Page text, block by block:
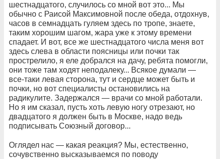
шестнадцатого, случилось со мной вот это... Мы
обычно с Раисой Максимовной после обеда, отдохнув,
часов в семнадцать гуляем здесь по тропе, знаете,
таким хорошим шагом, жара уже к этому времени
спадает. И вот, все же шестнадцатого числа меня вот
здесь слева в области поясницы или почки так
прострелило, я еле добрался на дачу, ребята помогли,
они тоже там ходят неподалеку... Всякое думали —
все-таки левая сторона, тут и сердце может быть и
почки, но вот специалисты остановились на
радикулите. Задержался — врачи со мной работали.
Но я им сказал, пусть хоть левую ногу отрезают, но
двадцатого я должен быть в Москве, надо ведь
подписывать Союзный договор...
Оглядел нас — какая реакция? Мы, естественно,
сочувственно высказываемся по поводу